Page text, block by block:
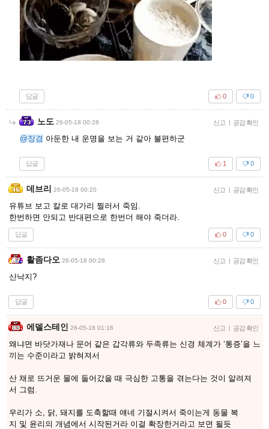
답글 0
0
노도 26-05-18 00:28 신고 | 공감 확인
@장겸 아둔한 내 운명을 보는 거 같아 불편하군
답글 0
1
데브리 26-05-18 00:20 신고 | 공감 확인
유튜브 보고 칼로 대가리 찔러서 죽임.
한번하면 안되고 반대편으로 한번더 해야 죽더라.
답글 0
0
활좀다오 26-05-18 00:28 신고 | 공감 확인
산낙지?
답글 0
0
에델스테인 26-05-18 01:16 신고 | 공감 확인
왜냐면 바닷가재나 문어 같은 갑각류와 두족류는 신경 체계가 ‘통증’을 느
끼는 수준이라고 밝혀져서
산 채로 뜨거운 물에 들어갔을 때 극심한 고통을 겪는다는 것이 알려져
서 그럼.
우리가 소, 닭, 돼지를 도축할때 얘네 기절시켜서 죽이는게 동물 복
지 및 윤리의 개념에서 시작된거라 이걸 확장한거라고 보면 될듯